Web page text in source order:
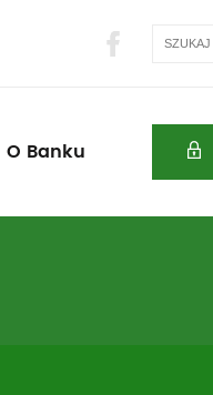
Szukaj
O Banku